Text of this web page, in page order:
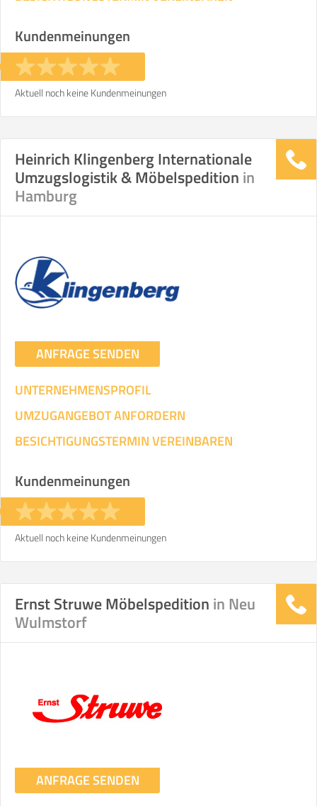
Kundenmeinungen
Aktuell noch keine Kundenmeinungen
Heinrich Klingenberg Internationale
Umzugslogistik & Möbelspedition in
Hamburg
ANFRAGE SENDEN
UNTERNEHMENSPROFIL
UMZUGANGEBOT ANFORDERN
BESICHTIGUNGSTERMIN VEREINBAREN
Kundenmeinungen
Aktuell noch keine Kundenmeinungen
Ernst Struwe Möbelspedition in Neu
Wulmstorf
ANFRAGE SENDEN